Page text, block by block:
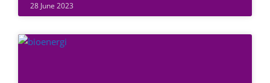
28 June 2023